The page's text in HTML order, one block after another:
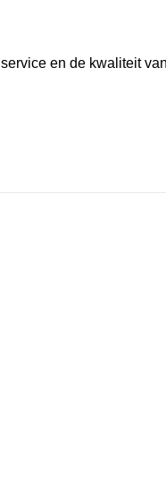
en de kwaliteit